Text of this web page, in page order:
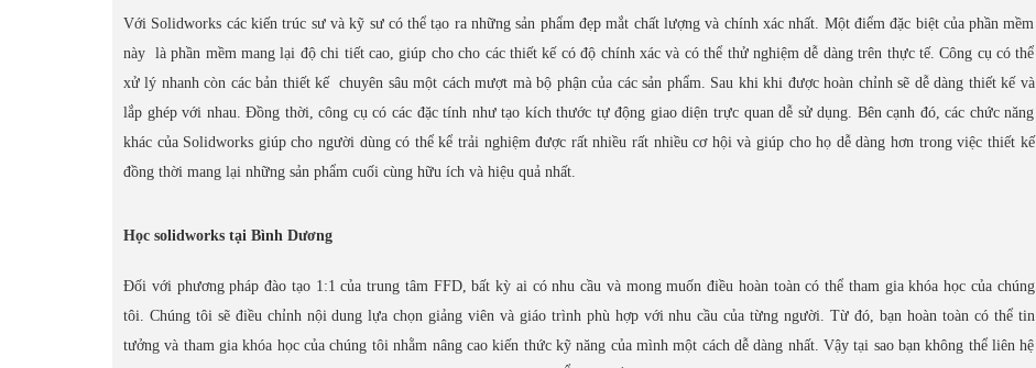
Với Solidworks các kiến trúc sư và kỹ sư có thể tạo ra những sản phẩm đẹp mắt chất lượng và chính xác nhất. Một điểm đặc biệt của phần mềm
này là phần mềm mang lại độ chi tiết cao, giúp cho cho các thiết kế có độ chính xác và có thể thử nghiệm dễ dàng trên thực tế. Công cụ có thể
xử lý nhanh còn các bản thiết kế chuyên sâu một cách mượt mà bộ phận của các sản phẩm. Sau khi khi được hoàn chỉnh sẽ dễ dàng thiết kế và
lắp ghép với nhau. Đồng thời, công cụ có các đặc tính như tạo kích thước tự động giao diện trực quan dễ sử dụng. Bên cạnh đó, các chức năng
khác của Solidworks giúp cho người dùng có thể kể trải nghiệm được rất nhiều rất nhiều cơ hội và giúp cho họ dễ dàng hơn trong việc thiết kế
đồng thời mang lại những sản phẩm cuối cùng hữu ích và hiệu quả nhất.
Học solidworks tại Bình Dương
Đối với phương pháp đào tạo 1:1 của trung tâm FFD, bất kỳ ai có nhu cầu và mong muốn điều hoàn toàn có thể tham gia khóa học của chúng
tôi. Chúng tôi sẽ điều chỉnh nội dung lựa chọn giảng viên và giáo trình phù hợp với nhu cầu của từng người. Từ đó, bạn hoàn toàn có thể tin
tưởng và tham gia khóa học của chúng tôi nhằm nâng cao kiến thức kỹ năng của mình một cách dễ dàng nhất. Vậy tại sao bạn không thể liên hệ